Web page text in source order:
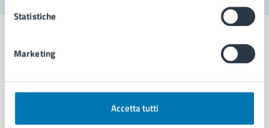
Statistiche
Marketing
Accetta tutti